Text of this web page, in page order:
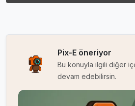
Pix-E öneriyor
Bu konuyla ilgili diğer
devam edebilirsin.